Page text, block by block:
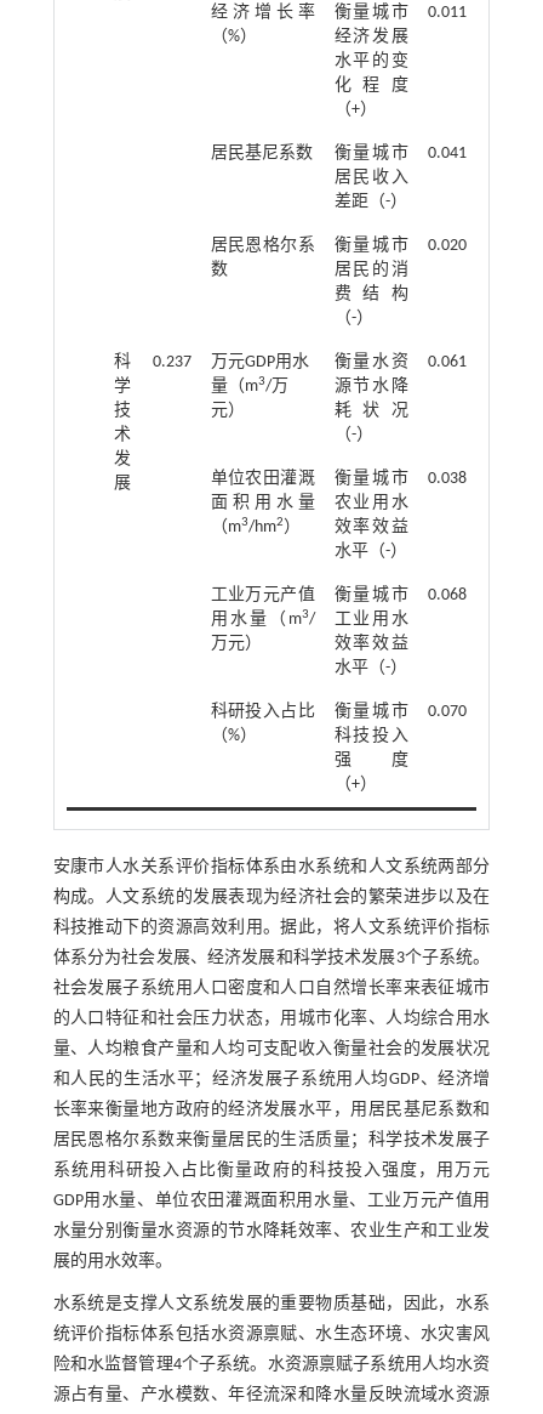
经济增长率
（%）
衡量城市
经济发展
水平的变
化程度
（+）
0.011
居民基尼系数
衡量城市
居民收入
差距（-）
0.041
居民恩格尔系
数
衡量城市
居民的消
费结构
（-）
0.020
科
学
技
术
发
展
0.237
万元GDP用水
量（m3/万
元）
衡量水资
源节水降
耗状况
（-）
0.061
单位农田灌溉
面积用水量
（m3/hm2 ）
衡量城市
农业用水
效率效益
水平（-）
0.038
工业万元产值
用水量（m3/
万元）
衡量城市
工业用水
效率效益
水平（-）
0.068
科研投入占比
（%）
衡量城市
科技投入
强度
（+）
0.070
安康市人水关系评价指标体系由水系统和人文系统两部分
构成。人文系统的发展表现为经济社会的繁荣进步以及在
科技推动下的资源高效利用。据此，将人文系统评价指标
体系分为社会发展、经济发展和科学技术发展3个子系统。
社会发展子系统用人口密度和人口自然增长率来表征城市
的人口特征和社会压力状态，用城市化率、人均综合用水
量、人均粮食产量和人均可支配收入衡量社会的发展状况
和人民的生活水平；经济发展子系统用人均GDP、经济增
长率来衡量地方政府的经济发展水平，用居民基尼系数和
居民恩格尔系数来衡量居民的生活质量；科学技术发展子
系统用科研投入占比衡量政府的科技投入强度，用万元
GDP用水量、单位农田灌溉面积用水量、工业万元产值用
水量分别衡量水资源的节水降耗效率、农业生产和工业发
展的用水效率。
水系统是支撑人文系统发展的重要物质基础，因此，水系
统评价指标体系包括水资源禀赋、水生态环境、水灾害风
险和水监督管理4个子系统。水资源禀赋子系统用人均水资
源占有量、产水模数、年径流深和降水量反映流域水资源